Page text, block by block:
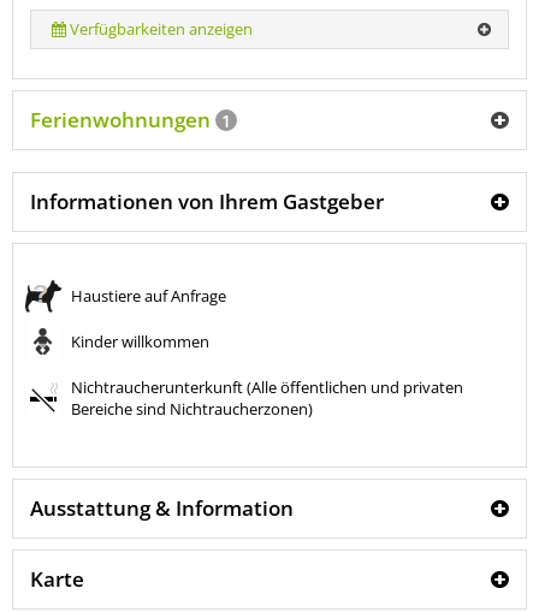
Verfügbarkeiten anzeigen
Ferienwohnungen 1
Informationen von Ihrem Gastgeber
Haustiere auf Anfrage
Kinder willkommen
Nichtraucherunterkunft (Alle öffentlichen und privaten
Bereiche sind Nichtraucherzonen)
Ausstattung & Information
Karte